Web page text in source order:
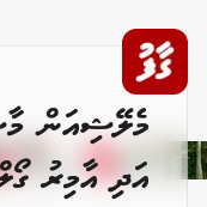
މެލޭޝިއަން
އަދި އާމިރު